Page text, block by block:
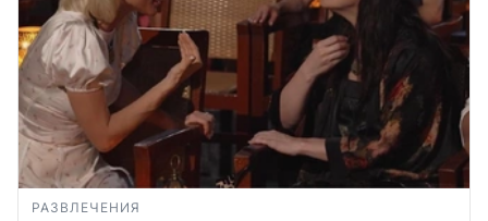
РАЗВЛЕЧЕНИЯ